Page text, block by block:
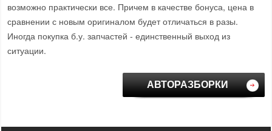
возможно практически все. Причем в качестве бонуса, цена в
сравнении с новым оригиналом будет отличаться в разы.
Иногда покупка б.у. запчастей - единственный выход из
ситуации.
АВТОРАЗБОРКИ